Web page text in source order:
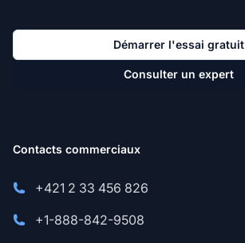
Démarrer l'essai gratuit
Consulter un expert
Contacts commerciaux
+421 2 33 456 826
+1-888-842-9508